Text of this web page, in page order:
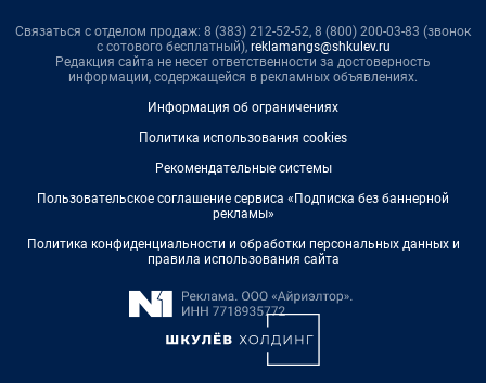
Связаться с отделом продаж: 8 (383) 212-52-52, 8 (800) 200-03-83 (звонок
с сотового бесплатный), reklamangs@shkulev.ru
Редакция сайта не несет ответственности за достоверность
информации, содержащейся в рекламных объявлениях.
Информация об ограничениях
Политика использования cookies
Рекомендательные системы
Пользовательское соглашение сервиса «Подписка без баннерной
рекламы»
Политика конфиденциальности и обработки персональных данных и
правила использования сайта